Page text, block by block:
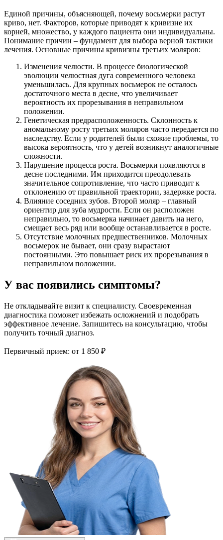
Единой причины, объясняющей, почему восьмерки растут
криво, нет. Факторов, которые приводят к кривизне их
корней, множество, у каждого пациента они индивидуальны.
Понимание причин – фундамент для выбора верной тактики
лечения. Основные причины кривизны третьих моляров:
Изменения челюсти. В процессе биологической
эволюции челюстная дуга современного человека
уменьшилась. Для крупных восьмерок не осталось
достаточного места в десне, что увеличивает
вероятность их прорезывания в неправильном
положении.
Генетическая предрасположенность. Склонность к
аномальному росту третьих моляров часто передается по
наследству. Если у родителей были схожие проблемы, то
высока вероятность, что у детей возникнут аналогичные
сложности.
Нарушение процесса роста. Восьмерки появляются в
десне последними. Им приходится преодолевать
значительное сопротивление, что часто приводит к
отклонению от правильной траектории, задержке роста.
Влияние соседних зубов. Второй моляр – главный
ориентир для зуба мудрости. Если он расположен
неправильно, то восьмерка начинает давить на него,
смещает весь ряд или вообще останавливается в росте.
Отсутствие молочных предшественников. Молочных
восьмерок не бывает, они сразу вырастают
постоянными. Это повышает риск их прорезывания в
неправильном положении.
У вас появились симптомы?
Не откладывайте визит к специалисту. Своевременная
диагностика поможет избежать осложнений и подобрать
эффективное лечение. Запишитесь на консультацию, чтобы
получить точный диагноз.
Первичный прием: от 1 850 ₽